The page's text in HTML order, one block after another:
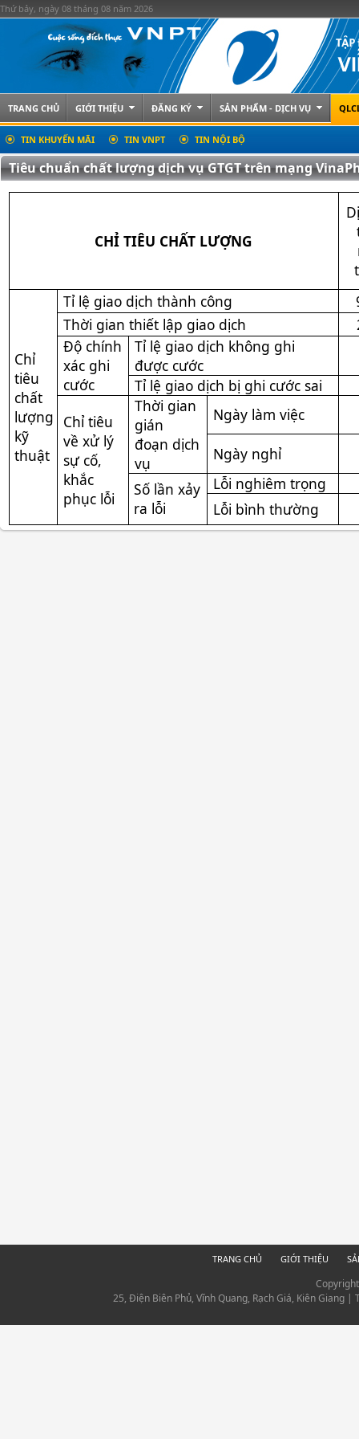
Thứ bảy, ngày 08 tháng 08 năm 2026
TRANG CHỦ GIỚI THIỆU ĐĂNG KÝ SẢN PHẨM - DỊCH VỤ
TIN KHUYẾN MÃI TIN VNPT TIN NỘI BỘ
Tiêu chuẩn chất lượng dịch vụ GTGT trên mạng
CHỈ TIÊU CHẤT LƯỢNG
Chỉ
tiêu
chất
lượng
kỹ
thuật
Tỉ lệ giao dịch thành công
Thời gian thiết lập giao dịch
Độ chính
xác ghi
cước
Tỉ lệ giao dịch không ghi
được cước
Tỉ lệ giao dịch bị ghi cước sai
Chỉ tiêu
về xử lý
sự cố,
khắc
phục lỗi
Thời gian
gián
đoạn dịch
vụ
Ngày làm việc
Ngày nghỉ
Số lần xảy
ra lỗi
Lỗi nghiêm trọng
Lỗi bình thường
TRANG CHỦ GIỚI THIỆU
25, Điện Biên Phủ, Vĩnh Quang, Rạch Giá, Kiên Giang